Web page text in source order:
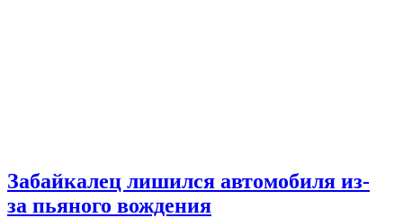
Забайкалец лишился автомобиля из-
за пьяного вождения